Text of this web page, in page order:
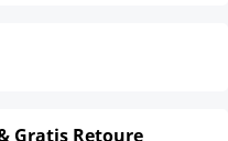
Gratis Retoure